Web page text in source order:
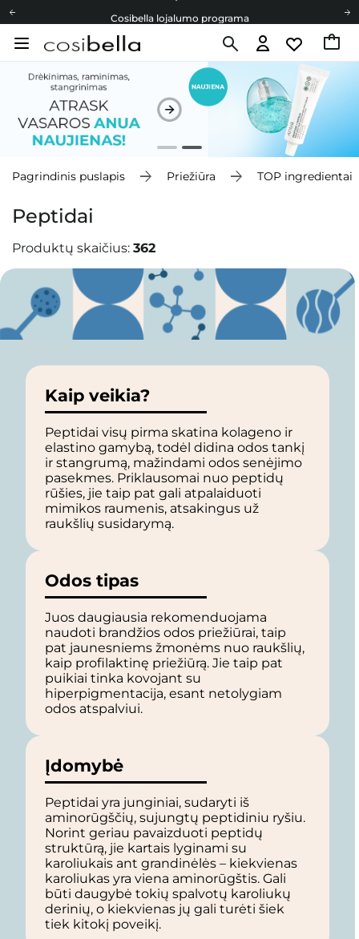
Cosibella lojalumo programa
Nemokamas pristatymas nuo 40,00 €
Cosibella lojalumo programa
Nemokamas pristatymas nuo 40,00 €
Dovanų Kortelės
Pagrindinis puslapis Priežiūra TOP ingredientai
Peptidai
Produktų skaičius: 362
Kaip veikia?
Peptidai visų pirma skatina kolageno ir
elastino gamybą, todėl didina odos tankį
ir stangrumą, mažindami odos senėjimo
pasekmes. Priklausomai nuo peptidų
rūšies, jie taip pat gali atpalaiduoti
mimikos raumenis, atsakingus už
raukšlių susidarymą.
Odos tipas
Juos daugiausia rekomenduojama
naudoti brandžios odos priežiūrai, taip
pat jaunesniems žmonėms nuo raukšlių,
kaip profilaktinę priežiūrą. Jie taip pat
puikiai tinka kovojant su
hiperpigmentacija, esant netolygiam
odos atspalviui.
Įdomybė
Peptidai yra junginiai, sudaryti iš
aminorūgščių, sujungtų peptidiniu ryšiu.
Norint geriau pavaizduoti peptidų
struktūrą, jie kartais lyginami su
karoliukais ant grandinėlės – kiekvienas
karoliukas yra viena aminorūgštis. Gali
būti daugybė tokių spalvotų karoliukų
derinių, o kiekvienas jų gali turėti šiek
tiek kitokį poveikį.